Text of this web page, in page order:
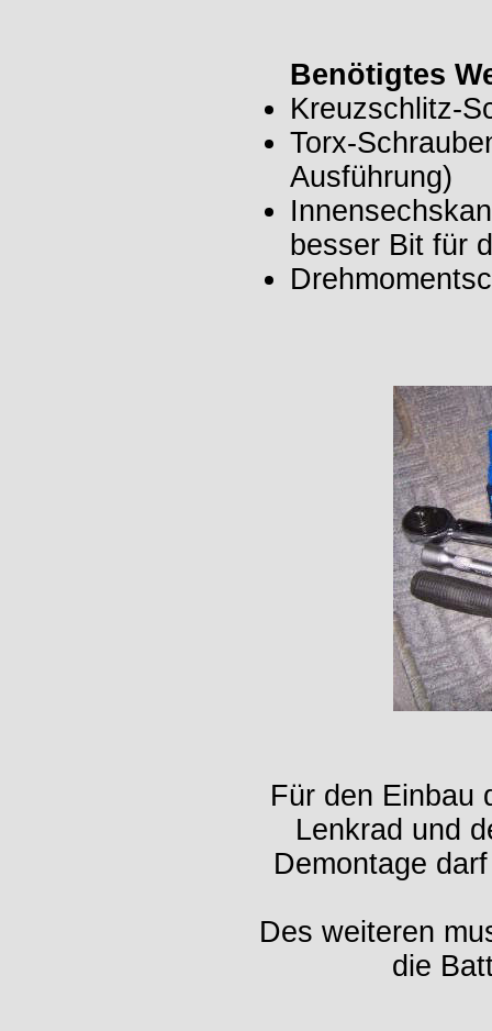
Benötigtes
Kreuzschlitz-
Torx-
Ausführung)
besser Bit für
Für den Einbau
Lenkrad und
Demontage
Des weiteren
die